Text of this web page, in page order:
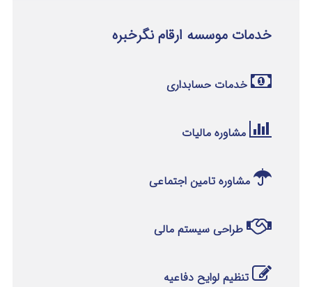
خدمات موسسه ارقام نگرخبره
خدمات حسابداری
مشاوره مالیات
مشاوره تامین اجتماعی
طراحی سیستم مالی
تنظیم لوایح دفاعیه